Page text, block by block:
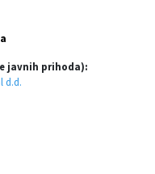
javnih prihoda):
d.d.